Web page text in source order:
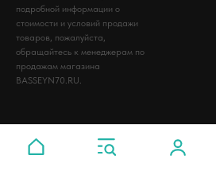
подробной информации о
стоимости и условий продажи
товаров, пожалуйста,
обращайтесь к менеджерам по
продажам магазина
BASSEYN70.RU.